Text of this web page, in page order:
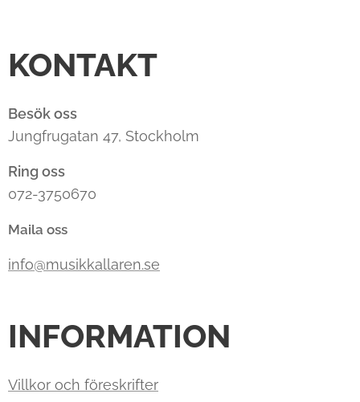
KONTAKT
Besök oss
Jungfrugatan 47, Stockholm
Ring oss
072-3750670
Maila oss
info@musikkallaren.se
INFORMATION
Villkor och föreskrifter